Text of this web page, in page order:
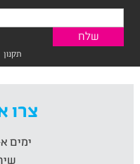
תקנון
צרו
ימים